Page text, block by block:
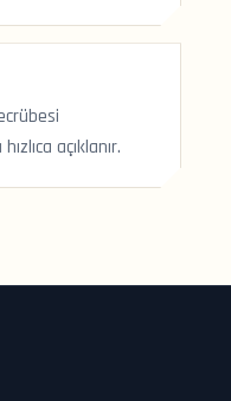
açıklanır.